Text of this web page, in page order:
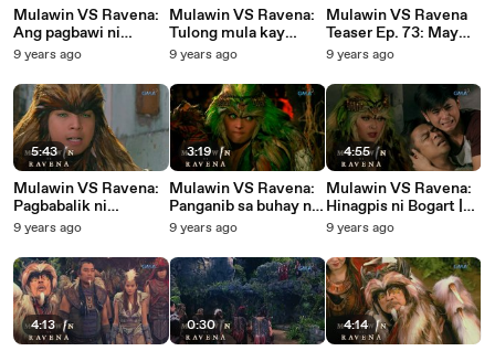
Mulawin VS Ravena:
Ang pagbawi ni
Magindara sa Balasik |
9 years ago
5:43
Mulawin VS Ravena:
Pagbabalik ni
Pagaspas | Episode 71
9 years ago
4:13
Mulawin VS Ravena:
Tulong mula kay
Magindara | Episode
9 years ago
3:19
Mulawin VS Ravena:
Panganib sa buhay ni
Lawiswis | Episode
9 years ago
0:30
Mulawin VS Ravena
Teaser Ep. 73: May
magbabalik sa Avila
9 years ago
4:55
Mulawin VS Ravena:
Hinagpis ni Bogart |
Episode 69
9 years ago
4:14